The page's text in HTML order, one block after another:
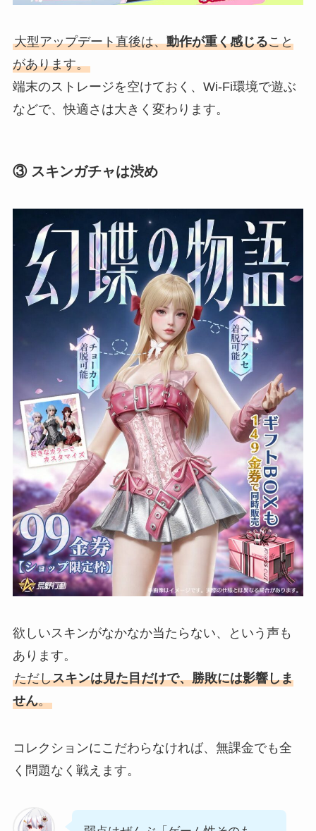
大型アップデート直後は、動作が重く感じること
があります。
端末のストレージを空けておく、Wi-Fi環境で遊ぶ
などで、快適さは大きく変わります。
③ スキンガチャは渋め
欲しいスキンがなかなか当たらない、という声も
あります。
ただしスキンは見た目だけで、勝敗には影響しま
せん。
コレクションにこだわらなければ、無課金でも全
く問題なく戦えます。